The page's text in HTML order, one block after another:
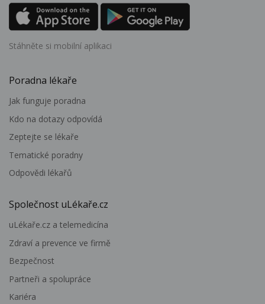
Stáhněte si mobilní aplikaci
Poradna lékaře
Jak funguje poradna
Kdo na dotazy odpovídá
Zeptejte se lékaře
Tematické poradny
Odpovědi lékařů
Společnost uLékaře.cz
uLékaře.cz a telemedicína
Zdraví a prevence ve firmě
Bezpečnost
Partneři a spolupráce
Kariéra